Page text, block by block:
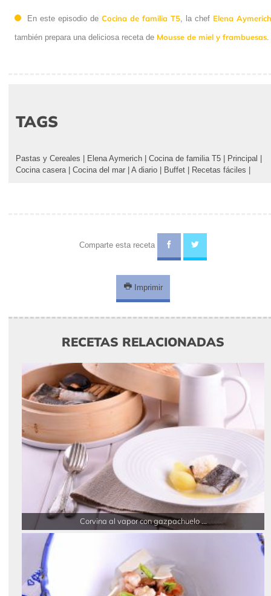
En este episodio de Cocina de familia T5, la chef Elena Aymerich
también prepara una deliciosa receta de Mousse de miel y frambuesas.
TAGS
Pastas y Cereales Elena Aymerich Cocina de familia T5 Principal
Cocina casera| Cocina del mar A diario Buffet Recetas fáciles
Comparte esta receta
Imprimir
RECETAS RELACIONADAS
Corvina al vapor con gazpachuelo ...